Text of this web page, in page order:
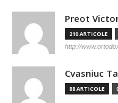
Preot
210 ARTICOLE
http://
Cvasniuc
88 ARTICOLE